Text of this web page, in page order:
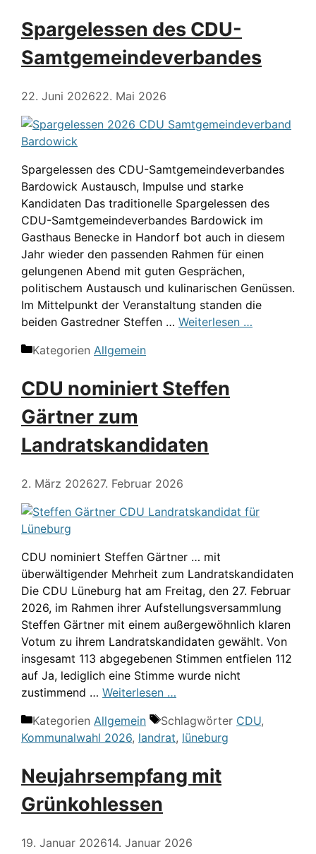
Spargelessen des CDU-
Samtgemeindeverbandes
22. Juni 202622. Mai 2026
Spargelessen des CDU-Samtgemeindeverbandes
Bardowick Austausch, Impulse und starke
Kandidaten Das traditionelle Spargelessen des
CDU-Samtgemeindeverbandes Bardowick im
Gasthaus Benecke in Handorf bot auch in diesem
Jahr wieder den passenden Rahmen für einen
gelungenen Abend mit guten Gesprächen,
politischem Austausch und kulinarischen Genüssen.
Im Mittelpunkt der Veranstaltung standen die
beiden Gastredner Steffen … Weiterlesen …
Kategorien Allgemein
CDU nominiert Steffen
Gärtner zum
Landratskandidaten
2. März 202627. Februar 2026
CDU nominiert Steffen Gärtner … mit
überwältigender Mehrheit zum Landratskandidaten
Die CDU Lüneburg hat am Freitag, den 27. Februar
2026, im Rahmen ihrer Aufstellungsversammlung
Steffen Gärtner mit einem außergewöhnlich klaren
Votum zu ihrem Landratskandidaten gewählt. Von
insgesamt 113 abgegebenen Stimmen entfielen 112
auf Ja, lediglich eine Stimme wurde nicht
zustimmend … Weiterlesen …
Kategorien Allgemein Schlagwörter CDU,
Kommunalwahl 2026, landrat, lüneburg
Neujahrsempfang mit
Grünkohlessen
19. Januar 202614. Januar 2026